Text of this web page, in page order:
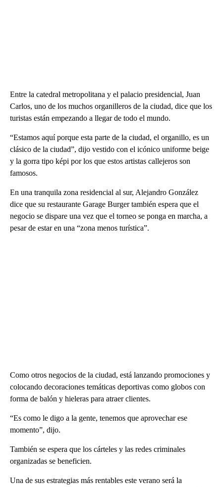
Entre la catedral metropolitana y el palacio presidencial, Juan
Carlos, uno de los muchos organilleros de la ciudad, dice que los
turistas están empezando a llegar de todo el mundo.
“Estamos aquí porque esta parte de la ciudad, el organillo, es un
clásico de la ciudad”, dijo vestido con el icónico uniforme beige
y la gorra tipo képi por los que estos artistas callejeros son
famosos.
En una tranquila zona residencial al sur, Alejandro González
dice que su restaurante Garage Burger también espera que el
negocio se dispare una vez que el torneo se ponga en marcha, a
pesar de estar en una “zona menos turística”.
Como otros negocios de la ciudad, está lanzando promociones y
colocando decoraciones temáticas deportivas como globos con
forma de balón y hieleras para atraer clientes.
“Es como le digo a la gente, tenemos que aprovechar ese
momento”, dijo.
También se espera que los cárteles y las redes criminales
organizadas se beneficien.
Una de sus estrategias más rentables este verano será la